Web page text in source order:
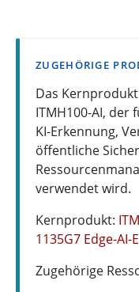
ZUGEHÖRIGE
Das
ITMH100-AI, der
KI-Erkennung,
öffentliche
verwendet wird.
Kernprodukt:
1135G7 Edge-
Zugehörige